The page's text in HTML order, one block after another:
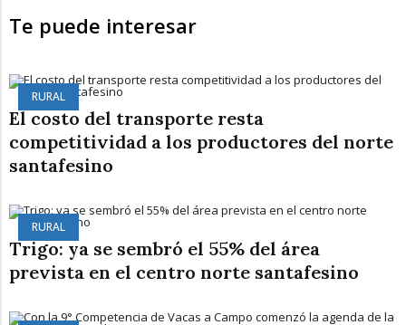
Te puede interesar
RURAL
El costo del transporte resta
competitividad a los productores del norte
santafesino
RURAL
Trigo: ya se sembró el 55% del área
prevista en el centro norte santafesino